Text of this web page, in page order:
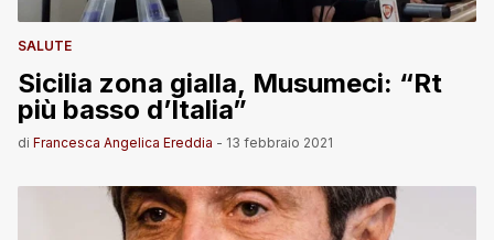
SALUTE
Sicilia zona gialla, Musumeci: “Rt
più basso d’Italia”
di Francesca Angelica Ereddia - 13 febbraio 2021